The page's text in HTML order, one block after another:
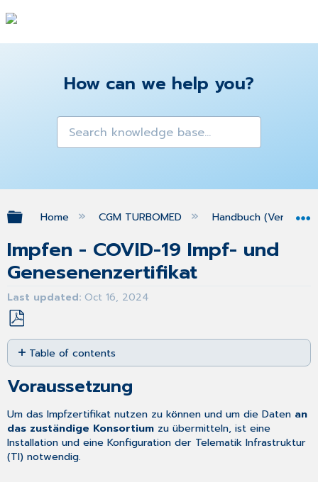
How can we help you?
Expand/collapse global hierarchy
Home CGM TURBOMED Handbuch (Version
Impfen - COVID-19 Impf- und
Genesenenzertifikat
Last updated Oct 16, 2024
Save
as
PDF
Table of contents
Freischaltung
Konfiguration
Neue
Funktion
zum
Voraussetzung
Um das Impfzertifikat nutzen zu können und um die Daten an
das zuständige Konsortium zu übermitteln, ist eine
Installation und eine Konfiguration der Telematik Infrastruktur
(TI) notwendig.